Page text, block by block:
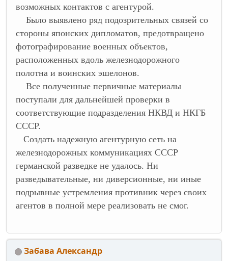
возможных контактов с агентурой.
Было выявлено ряд подозрительных связей со
стороны японских дипломатов, предотвращено
фотографирование военных объектов,
расположенных вдоль железнодорожного
полотна и воинских эшелонов.
Все полученные первичные материалы
поступали для дальнейшей проверки в
соответствующие подразделения НКВД и НКГБ
СССР.
Создать надежную агентурную сеть на
железнодорожных коммуникациях СССР
германской разведке не удалось. Ни
разведывательные, ни диверсионные, ни иные
подрывные устремления противник через своих
агентов в полной мере реализовать не смог.
Забава Александр